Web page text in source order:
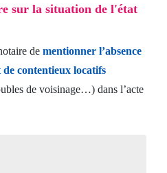
sur la situation de l'état
de mentionner l’absence
de contentieux locatifs
de voisinage…) dans l’acte